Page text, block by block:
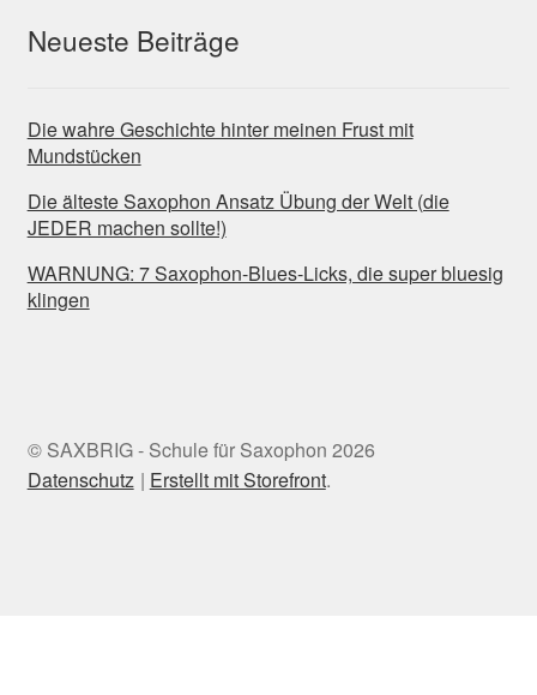
Neueste Beiträge
Die wahre Geschichte hinter meinen Frust mit
Mundstücken
Die älteste Saxophon Ansatz Übung der Welt (die
JEDER machen sollte!)
WARNUNG: 7 Saxophon-Blues-Licks, die super bluesig
klingen
© SAXBRIG - Schule für Saxophon 2026
Datenschutz
Erstellt mit Storefront.